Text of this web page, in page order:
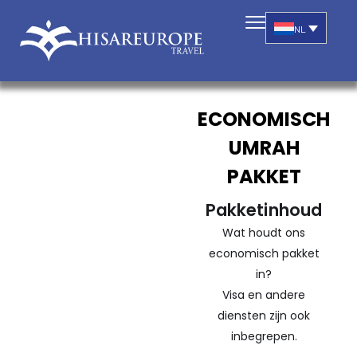
NL
ECONOMISCH
UMRAH
PAKKET
Pakketinhoud
Wat houdt ons
economisch pakket
in?
Visa en andere
diensten zijn ook
inbegrepen.